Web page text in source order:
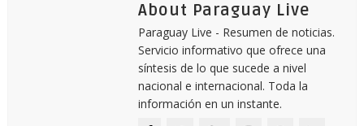
About Paraguay Live
Paraguay Live - Resumen de noticias.
Servicio informativo que ofrece una
síntesis de lo que sucede a nivel
nacional e internacional. Toda la
información en un instante.